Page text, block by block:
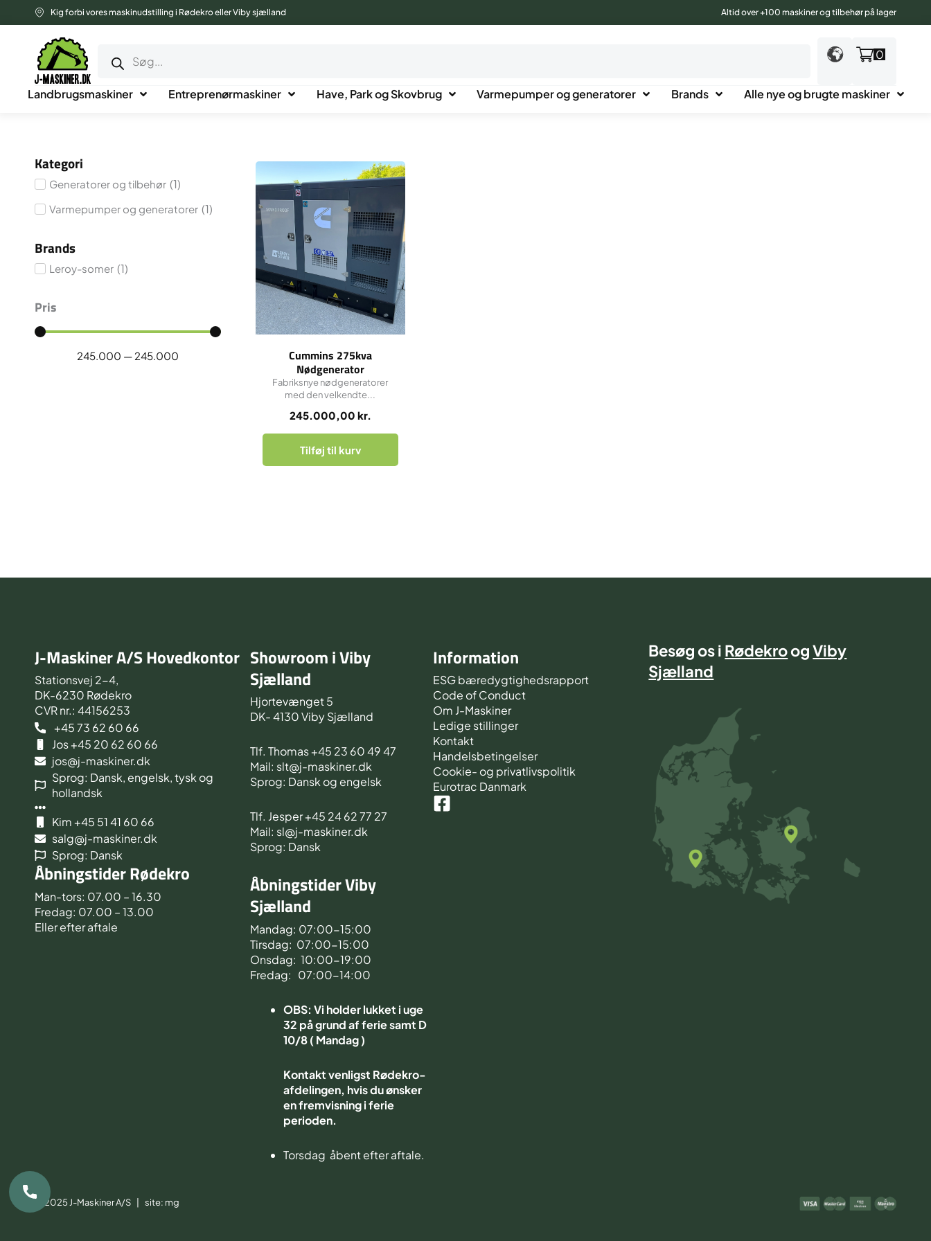
til
indholdet
Kig forbi vores maskinudstilling i Rødekro eller Viby sjælland Altid over +100 maskiner og tilbehør på lager
0
Landbrugsmaskiner Entreprenørmaskiner Have, Park og Skovbrug Varmepumper og generatorer Brands Alle nye og brugte maskiner
Kategori
Generatorer og tilbehør (1)
Varmepumper og generatorer (1)
Brands
Leroy-somer (1)
Pris
245.000 — 245.000
Cummins 275kva
Nødgenerator
245.000,00 kr.
Fabriksnye nødgeneratorer
med den velkendte...
Tilføj til kurv
J-Maskiner A/S Hovedkontor
Stationsvej 2-4,
DK-6230 Rødekro
CVR nr.: 44156253
+45 73 62 60 66
Jos +45 20 62 60 66
jos@j-maskiner.dk
Sprog: Dansk, engelsk, tysk og
hollandsk
Kim +45 51 41 60 66
salg@j-maskiner.dk
Sprog: Dansk
Åbningstider Rødekro
Man-tors: 07.00 – 16.30
Fredag: 07.00 – 13.00
Eller efter aftale
Showroom i Viby
Sjælland
Hjortevænget 5
DK- 4130 Viby Sjælland
Tlf. Thomas +45 23 60 49 47
Mail: slt@j-maskiner.dk
Sprog: Dansk og engelsk
Tlf. Jesper +45 24 62 77 27
Mail: sl@j-maskiner.dk
Sprog: Dansk
Åbningstider Viby
Sjælland
Mandag: 07:00-15:00
Tirsdag: 07:00-15:00
Onsdag: 10:00-19:00
Fredag: 07:00-14:00
OBS: Vi holder lukket i uge
32 på grund af ferie samt D
10/8 ( Mandag )
Kontakt venligst Rødekro-
afdelingen, hvis du ønsker
en fremvisning i ferie
perioden.
Torsdag åbent efter aftale.
Information
ESG bæredygtighedsrapport
Code of Conduct
Om J-Maskiner
Ledige stillinger
Kontakt
Handelsbetingelser
Cookie- og privatlivspolitik
Eurotrac Danmark
Besøg os i RødekroogViby
Sjælland
© 2025 J-Maskiner A/S | site: mg